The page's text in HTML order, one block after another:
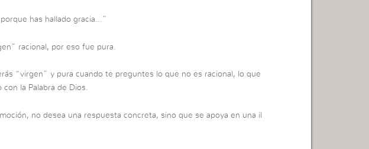
has hallado gracia…”
racional, por eso fue pura.
“virgen” y pura cuando te preguntes lo que no es racional, lo que
la Palabra de Dios.
no desea una respuesta concreta, sino que se apoya en una il